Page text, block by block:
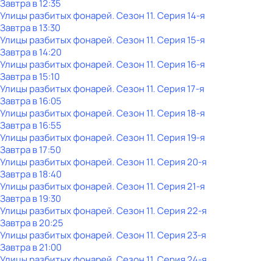
Завтра в 12:35
Улицы разбитых фонарей. Сезон 11. Серия 14-я
Завтра в 13:30
Улицы разбитых фонарей. Сезон 11. Серия 15-я
Завтра в 14:20
Улицы разбитых фонарей. Сезон 11. Серия 16-я
Завтра в 15:10
Улицы разбитых фонарей. Сезон 11. Серия 17-я
Завтра в 16:05
Улицы разбитых фонарей. Сезон 11. Серия 18-я
Завтра в 16:55
Улицы разбитых фонарей. Сезон 11. Серия 19-я
Завтра в 17:50
Улицы разбитых фонарей. Сезон 11. Серия 20-я
Завтра в 18:40
Улицы разбитых фонарей. Сезон 11. Серия 21-я
Завтра в 19:30
Улицы разбитых фонарей. Сезон 11. Серия 22-я
Завтра в 20:25
Улицы разбитых фонарей. Сезон 11. Серия 23-я
Завтра в 21:00